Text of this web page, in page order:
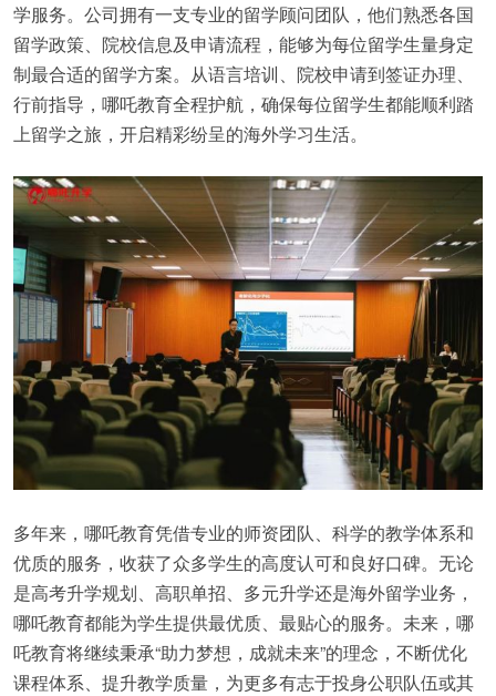
学服务。公司拥有一支专业的留学顾问团队，他们熟悉各国
留学政策、院校信息及申请流程，能够为每位留学生量身定
制最合适的留学方案。从语言培训、院校申请到签证办理、
行前指导，哪吒教育全程护航，确保每位留学生都能顺利踏
上留学之旅，开启精彩纷呈的海外学习生活。
多年来，哪吒教育凭借专业的师资团队、科学的教学体系和
优质的服务，收获了众多学生的高度认可和良好口碑。无论
是高考升学规划、高职单招、多元升学还是海外留学业务，
哪吒教育都能为学生提供最优质、最贴心的服务。未来，哪
吒教育将继续秉承“助力梦想，成就未来”的理念，不断优化
课程体系、提升教学质量，为更多有志于投身公职队伍或其